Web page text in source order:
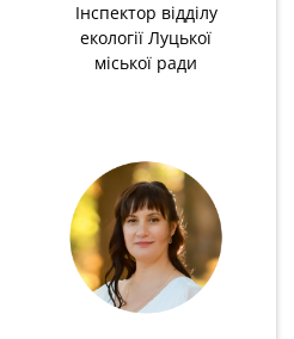
Інспектор відділу
екології Луцької
міської ради